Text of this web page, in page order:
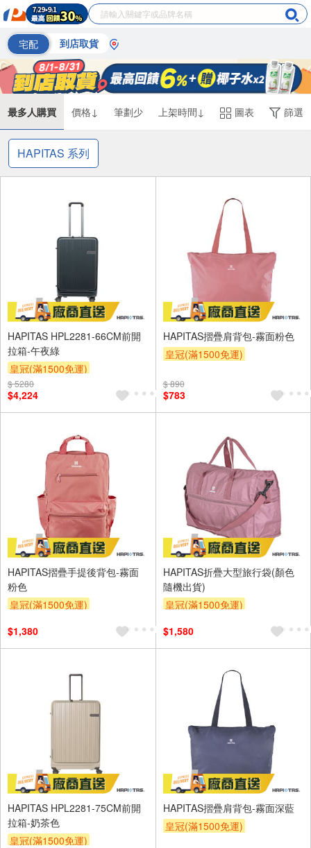
宅配 到店取貨
最多人購買 價格↓ 筆劃少 上架時間↓ 圖表 篩選
HAPITAS 系列
HAPITAS HPL2281-66CM前開
拉箱-午夜綠
皇冠(滿1500免運)
$ 5280
$4,224
HAPITAS摺疊肩背包-霧面粉色
皇冠(滿1500免運)
$ 890
$783
HAPITAS摺疊手提後背包-霧面
粉色
皇冠(滿1500免運)
$1,380
HAPITAS折疊大型旅行袋(顏色
隨機出貨)
皇冠(滿1500免運)
$1,580
HAPITAS HPL2281-75CM前開
拉箱-奶茶色
皇冠(滿1500免運)
HAPITAS摺疊肩背包-霧面深藍
皇冠(滿1500免運)